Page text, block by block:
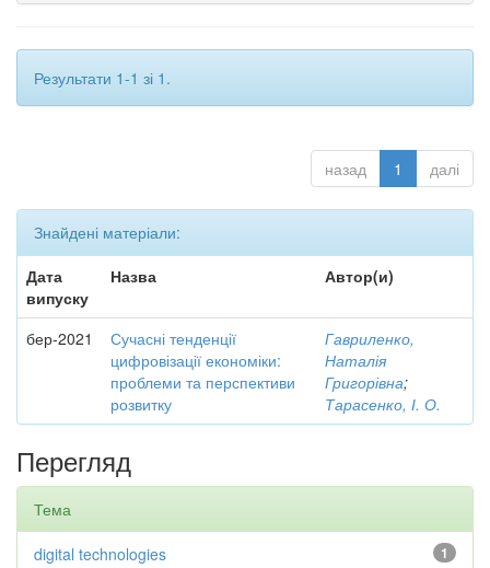
Результати 1-1 зі 1.
назад 1 далі
Знайдені матеріали:
Дата
випуску
Назва Автор(и)
бер-2021
Сучасні тенденції
цифровізації економіки:
проблеми та перспективи
розвитку
Гавриленко,
Наталія
Григорівна;
Тарасенко, І. О.
Перегляд
Тема
1
digital technologies